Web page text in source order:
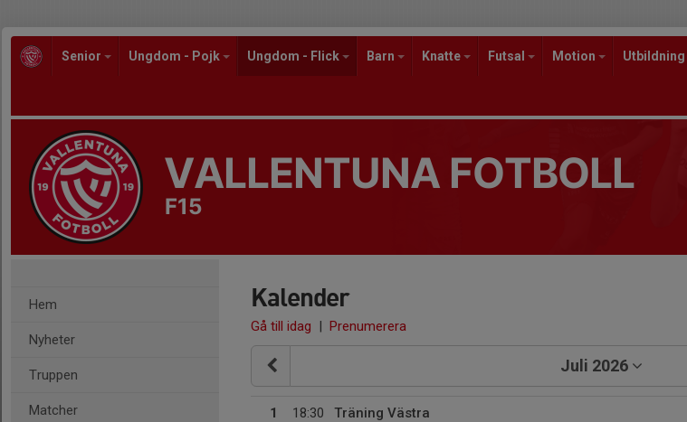
Senior Ungdom - Pojk Ungdom - Flick Barn Knatte Futsal Motion Utbildning
VALLENTUNA FOTBOLL
F15
Hem
Nyheter
Truppen
Matcher
Kalender
Gå till idag | Prenumerera
Juli 2026
1
18:30
Träning Västra